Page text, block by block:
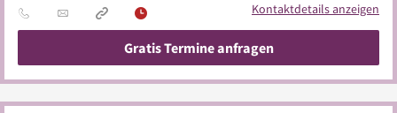
Kontaktdetails anzeigen
Gratis Termine anfragen